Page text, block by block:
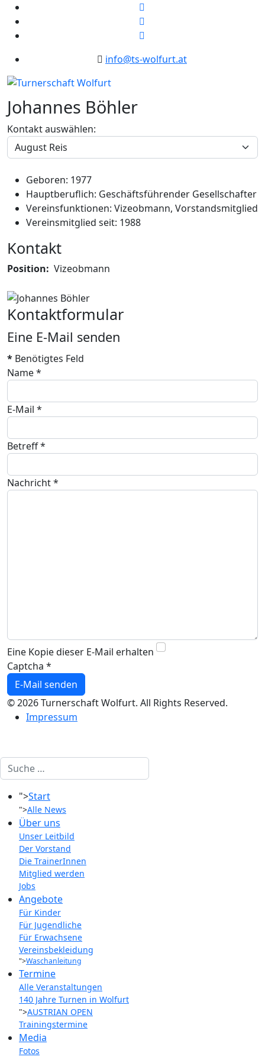
info@ts-wolfurt.at
Johannes Böhler
Kontakt auswählen:
Geboren: 1977
Hauptberuflich: Geschäftsführender Gesellschafter
Vereinsfunktionen: Vizeobmann, Vorstandsmitglied
Vereinsmitglied seit: 1988
Kontakt
Position: Vizeobmann
Kontaktformular
Eine E-Mail senden
* Benötigtes Feld
Name*
E-Mail *
Betreff*
Nachricht*
Eine Kopie dieser E-Mail erhalten
Captcha *
E-Mail senden
© 2026 Turnerschaft Wolfurt. All Rights Reserved.
Impressum
Suchen
">Start
">Alle News
Über uns
Unser Leitbild
Der Vorstand
Die TrainerInnen
Mitglied werden
Jobs
Angebote
Für Kinder
Für Jugendliche
Für Erwachsene
Vereinsbekleidung
">Waschanleitung
Termine
Alle Veranstaltungen
140 Jahre Turnen in Wolfurt
">AUSTRIAN OPEN
Trainingstermine
Media
Fotos